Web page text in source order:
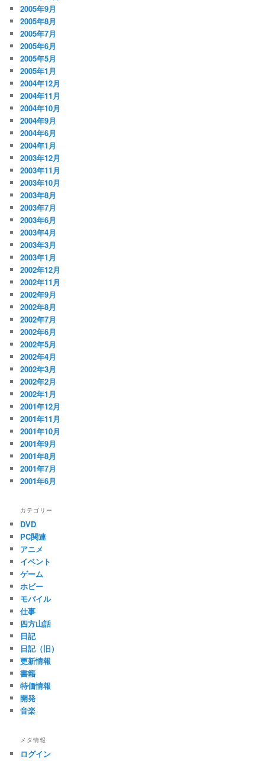
2005年9月
2005年8月
2005年7月
2005年6月
2005年5月
2005年1月
2004年12月
2004年11月
2004年10月
2004年9月
2004年6月
2004年1月
2003年12月
2003年11月
2003年10月
2003年8月
2003年7月
2003年6月
2003年4月
2003年3月
2003年1月
2002年12月
2002年11月
2002年9月
2002年8月
2002年7月
2002年6月
2002年5月
2002年4月
2002年3月
2002年2月
2002年1月
2001年12月
2001年11月
2001年10月
2001年9月
2001年8月
2001年7月
2001年6月
カテゴリー
DVD
PC関連
アニメ
イベント
ゲーム
ホビー
モバイル
仕事
四方山話
日記
日記（旧）
更新情報
書籍
特価情報
開発
音楽
メタ情報
ログイン